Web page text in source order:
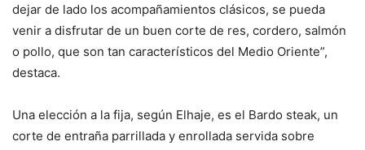
dejar de lado los acompañamientos clásicos, se pueda
venir a disfrutar de un buen corte de res, cordero, salmón
o pollo, que son tan característicos del Medio Oriente”,
destaca.
Una elección a la fija, según Elhaje, es el Bardo steak, un
corte de entraña parrillada y enrollada servida sobre